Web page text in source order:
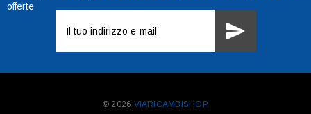
offerte
mail
© 2026 VIARICAMBISHOP.